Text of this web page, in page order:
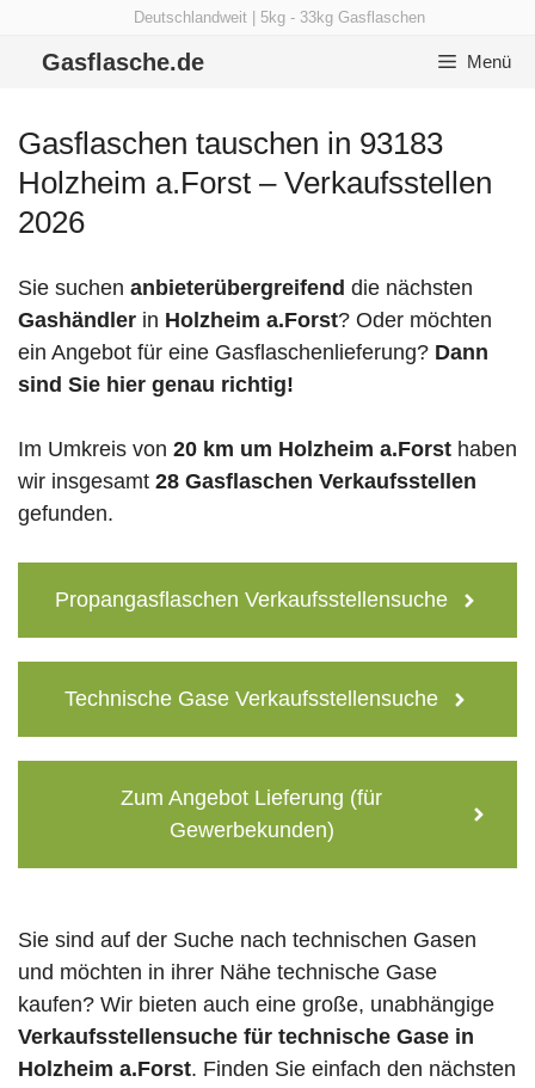
Deutschlandweit | 5kg - 33kg Gasflaschen
Gasflasche.de Menü
Gasflaschen tauschen in 93183
Holzheim a.Forst – Verkaufsstellen
2026
Sie suchen anbieterübergreifend die nächsten
Gashändler in Holzheim a.Forst? Oder möchten
ein Angebot für eine Gasflaschenlieferung? Dann
sind Sie hier genau richtig!
Im Umkreis von 20 km um Holzheim a.Forst haben
wir insgesamt 28 Gasflaschen Verkaufsstellen
gefunden.
Propangasflaschen Verkaufsstellensuche
Technische Gase Verkaufsstellensuche
Zum Angebot Lieferung (für
Gewerbekunden)
Sie sind auf der Suche nach technischen Gasen
und möchten in ihrer Nähe technische Gase
kaufen? Wir bieten auch eine große, unabhängige
Verkaufsstellensuche für technische Gase in
Holzheim a.Forst. Finden Sie einfach den nächsten